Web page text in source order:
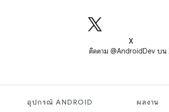
X
ติดตาม @AndroidDev บน
อุปกรณ์ ANDROID ผลงาน